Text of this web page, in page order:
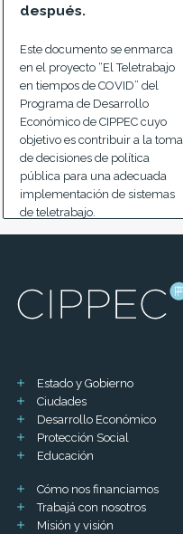
después.
Este documento se enmarca
en el proyecto “El Teletrabajo
en tiempos de COVID” del
Programa de Desarrollo
Económico de CIPPEC cuyo
objetivo es contribuir a la toma
de decisiones de política
pública para una adecuada
implementación de sistemas
de teletrabajo.
Estado y Gobierno
Ciudades
Desarrollo Económico
Protección Social
Educación
Cómo nos financiamos
Trabajá con nosotros
Misión y visión